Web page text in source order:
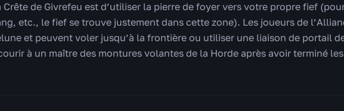
de Givrefeu est d’utiliser la pierre de foyer vers votre propre fief
etc., le fief se trouve justement dans cette zone). Les joueurs de
et peuvent voler jusqu’à la frontière ou utiliser une liaison de portail
à un maître des montures volantes de la Horde après avoir terminé les